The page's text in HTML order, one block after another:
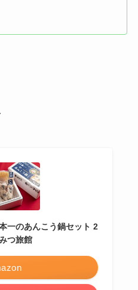
一のあんこう鍋セット 2
つ旅館